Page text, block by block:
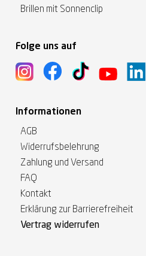
Brillen mit Sonnenclip
Folge uns auf
Informationen
AGB
Widerrufsbelehrung
Zahlung und Versand
FAQ
Kontakt
Erklärung zur Barrierefreiheit
Vertrag widerrufen